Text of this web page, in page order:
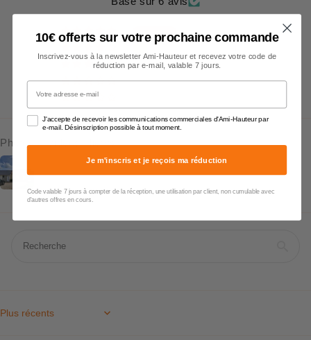
0
Photos & vidéos clients
Sort by
10€ offerts sur votre prochaine commande
Inscrivez-vous à la newsletter Ami-Hauteur et recevez votre code de
réduction par e-mail, valable 7 jours.
Votre adresse e-mail
J'accepte de recevoir les communications commerciales d'Ami-Hauteur par
e-mail. Désinscription possible à tout moment.
Je m'inscris et je reçois ma réduction
Code valable 7 jours à compter de la réception, une utilisation par client, non cumulable avec
d'autres offres en cours.